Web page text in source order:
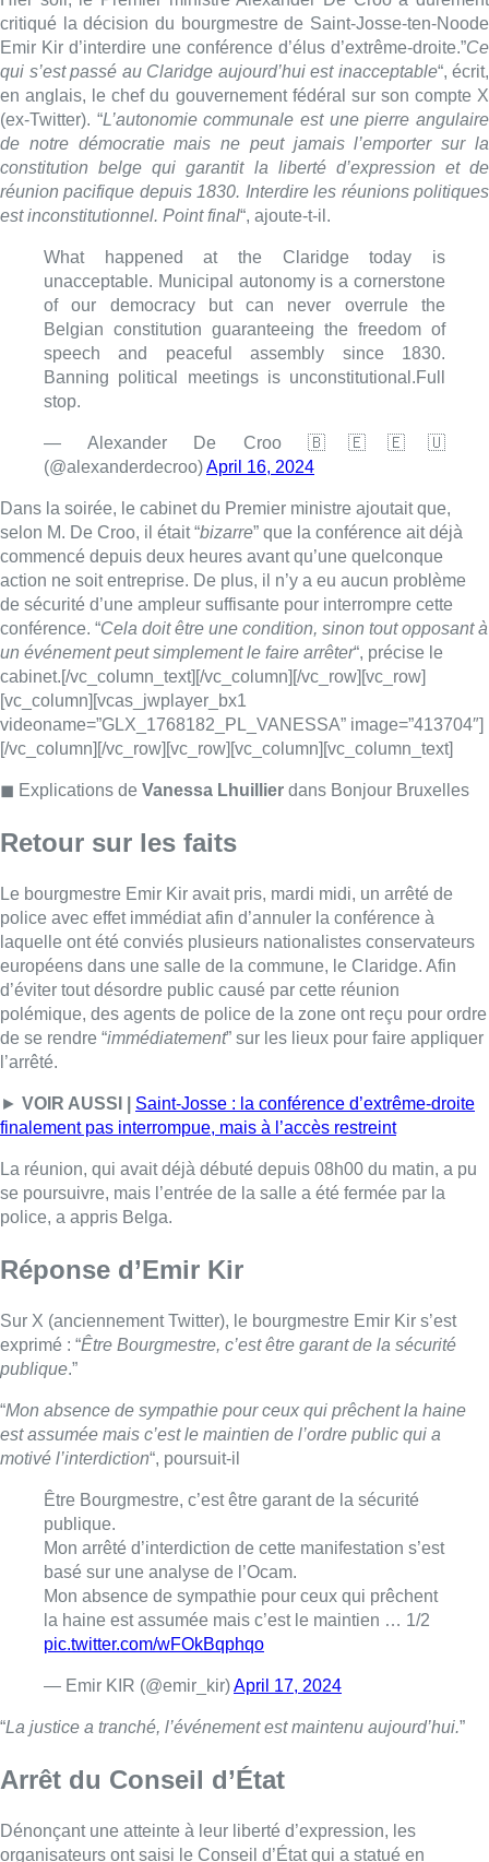
of our democracy but can never overrule the
Belgian constitution guaranteeing the freedom of
speech and peaceful assembly since 1830.
Banning political meetings is unconstitutional.Full
stop.
— Alexander De Croo 🇧🇪🇪🇺
(@alexanderdecroo)April 16, 2024
Dans la soirée, le cabinet du Premier ministre ajoutait que,
commencé depuis deux heures avant qu’une quelconque
action ne soit entreprise.Deplus, il n’y a eu aucun problème
sécurité d’une ampleur suffisante pour interrompre cette
conférence. “Cela doit être une condition, sinon tout opposant à
un événement peut simplement le faire arrêter“, précise le
cabinet.[/vc_column_text][/vc_column][/vc_row][vc_row]
[vc_column][vcas_jwplayer_bx1
videoname=”GLX_1768182_PL_VANESSA” image=”413704″]
[/vc_column][/vc_row][vc_row][vc_column][vc_column_text]
◼︎ Explications de Vanessa Lhuillier dans Bonjour Bruxelles
Retour sur les faits
Le bourgmestre Emir Kir avait pris, mardi midi, un arrêtéde
police avec effet immédiat afin d’annuler la conférence à
laquelle ont été conviés plusieurs nationalistes conservateurs
européens dans une sallede la commune, le Claridge. Afin
d’éviter tout désordre public causé par cette réunion
polémique, des agentsdepolice dela zone ont reçu pour ordre
dese rendre “immédiatement” sur les lieux pour faire appliquer
finalement pas interrompue, mais à l’accès restreint
se poursuivre, mais l’entréedela salle a été fermée par la
police, a appris Belga.
Réponse d’Emir Kir
Sur X (anciennement Twitter), le bourgmestre Emir Kir s’est
exprimé : “
Être Bourgmestre, c’est être garant de la sécurité
“Mon absence de sympathie pour ceux qui prêchent la haine
est assumée mais c’est le maintien de l’ordre public qui a
motivé l’interdiction“, poursuit-il
Être Bourgmestre, c’est être garant de la sécurité
publique.
basé sur une analyse de l’Ocam.
la haine est assumée mais c’est le maintien … 1/2
pic.twitter.com/wFOkBqphqo
“La justice a tranché, l’événement est maintenu aujourd’hui.
Arrêt du Conseil d’État
Dénonçant une atteinte à leur liberté d’expression, les
organisateurs ont saisi le Conseil d’État qui a statué en
urgence pendant la nuit, selon ADF International, qui soutenait
l’initiative juridique. “
Une victoire pour la liberté d’expression
salue sur son site cette organisation qui se présente comme
confessionnelle” et qui veut protéger “
fondamentales“. Son directeur exécutif, Paul Coleman, est
risques de troubles à l’ordre public n’étaient pas suffisants pour
■Un reportage deVanessa LhuillieretMarjorie